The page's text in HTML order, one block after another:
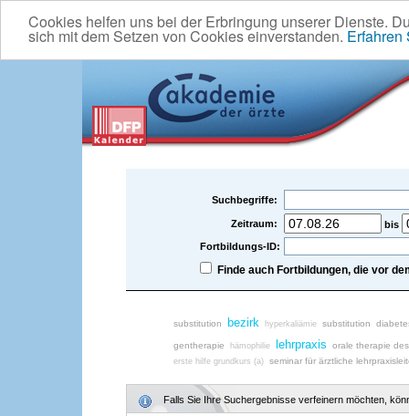
Cookies helfen uns bei der Erbringung unserer Dienste.
sich mit dem Setzen von Cookies einverstanden. Erfahren
Suchbegriffe:
Zeitraum:
bis
Fortbildungs-ID:
Finde auch Fortbildungen, die vor
substitution bezirk hyperkaliämie substitution
gentherapie hämophilie lehrpraxis orale therapie
erste hilfe grundkurs (a) seminar für ärztliche
Falls Sie Ihre Suchergebnisse verfeinern möchten,